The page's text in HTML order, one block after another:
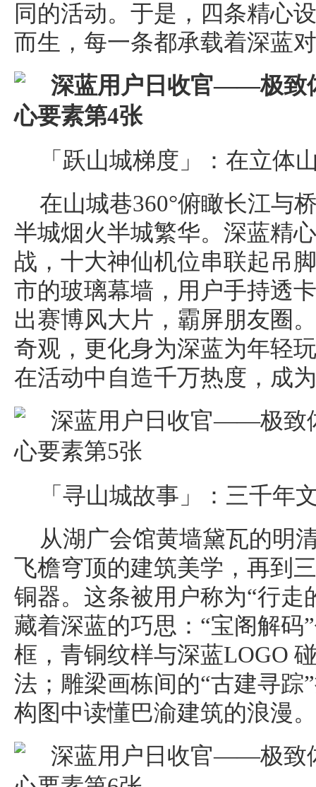
同的活动。于是，四条精心
而生，每一条都承载着深蓝
「跃山城梯度」：在立体
在山城巷360°俯瞰长江与
半城烟火半城繁华。深蓝精
战，十大神仙机位串联起吊
市的玻璃幕墙，用户手持透
出赛博风大片，霸屏朋友圈
奇观，更化身为深蓝为年轻
在活动中自造千万热度，成
「寻山城故事」：三千年
从湖广会馆黄墙黛瓦的明
飞檐穹顶的建筑美学，再到
铜器。这条被用户称为“行走
藏着深蓝的巧思：“宝阁解码
框，青铜纹样与深蓝LOGO
法；雕梁画栋间的“古建寻踪
构图中读懂巴渝建筑的浪漫。